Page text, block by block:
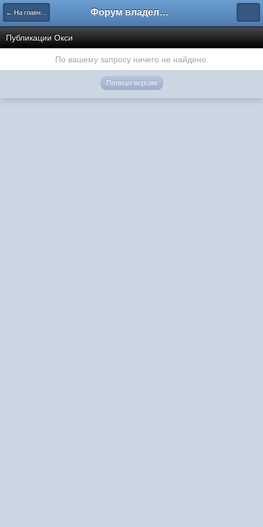
← На главную Форум владельцев интернет-магазинов
Публикации Окси
По вашему запросу ничего не найдено.
Полная версия